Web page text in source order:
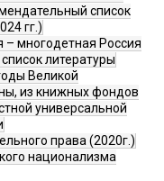
список
гг.)
– многодетная Россия
литературы
Великой
из книжных фондов
универсальной
права (2020г.)
национализма